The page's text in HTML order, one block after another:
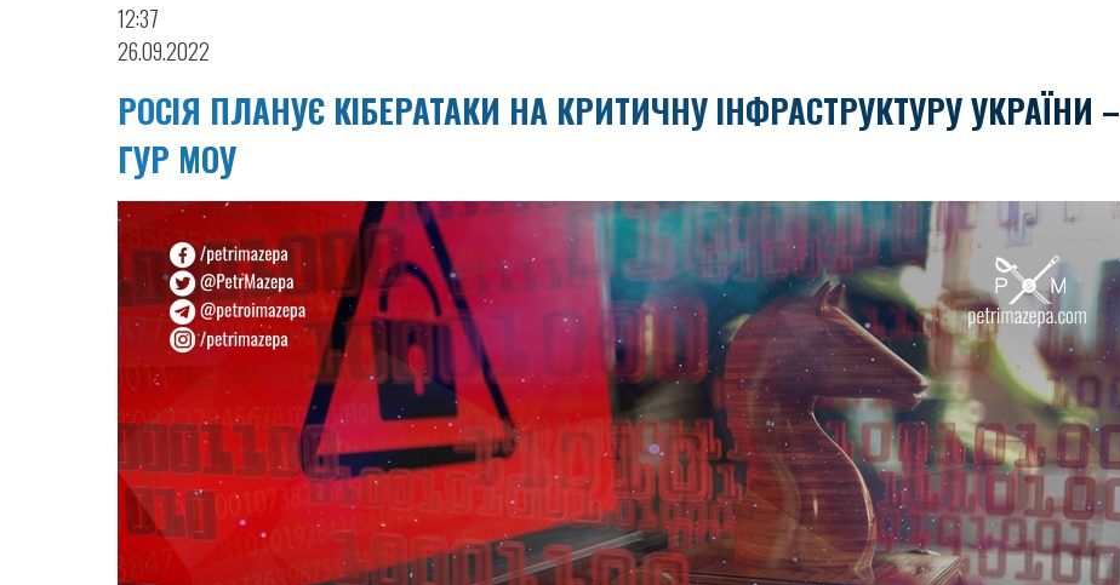
12:37
26.09.2022
РОСІЯ ПЛАНУЄ КІБЕРАТАКИ НА КРИТИЧНУ ІНФРАСТРУКТУРУ УКРАЇНИ –
ГУР МОУ